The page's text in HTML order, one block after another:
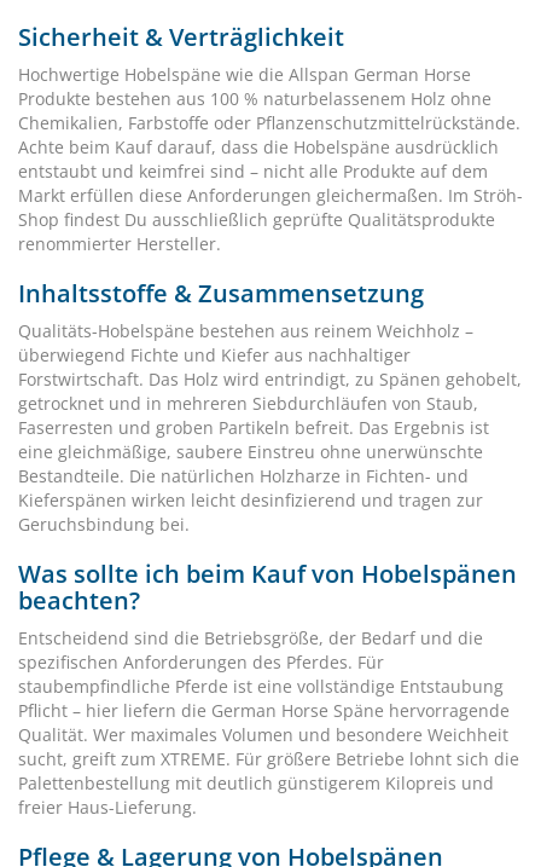
Sicherheit & Verträglichkeit
Hochwertige Hobelspäne wie die Allspan German Horse
Produkte bestehen aus 100 % naturbelassenem Holz ohne
Chemikalien, Farbstoffe oder Pflanzenschutzmittelrückstände.
Achte beim Kauf darauf, dass die Hobelspäne ausdrücklich
entstaubt und keimfrei sind – nicht alle Produkte auf dem
Markt erfüllen diese Anforderungen gleichermaßen. Im Ströh-
Shop findest Du ausschließlich geprüfte Qualitätsprodukte
renommierter Hersteller.
Inhaltsstoffe & Zusammensetzung
Qualitäts-Hobelspäne bestehen aus reinem Weichholz –
überwiegend Fichte und Kiefer aus nachhaltiger
Forstwirtschaft. Das Holz wird entrindigt, zu Spänen gehobelt,
getrocknet und in mehreren Siebdurchläufen von Staub,
Faserresten und groben Partikeln befreit. Das Ergebnis ist
eine gleichmäßige, saubere Einstreu ohne unerwünschte
Bestandteile. Die natürlichen Holzharze in Fichten- und
Kieferspänen wirken leicht desinfizierend und tragen zur
Geruchsbindung bei.
Was sollte ich beim Kauf von Hobelspänen
beachten?
Entscheidend sind die Betriebsgröße, der Bedarf und die
spezifischen Anforderungen des Pferdes. Für
staubempfindliche Pferde ist eine vollständige Entstaubung
Pflicht – hier liefern die German Horse Späne hervorragende
Qualität. Wer maximales Volumen und besondere Weichheit
sucht, greift zum XTREME. Für größere Betriebe lohnt sich die
Palettenbestellung mit deutlich günstigerem Kilopreis und
freier Haus-Lieferung.
Pflege & Lagerung von Hobelspänen